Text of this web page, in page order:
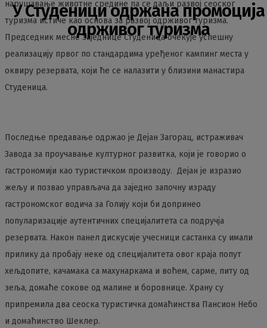
У Студеници одржана промоција
одрживог туризма
нарушавање животне средине па се даљи развој сеоског
туризма истиче као основа за развој одрживог туризма.
Председник месне заједнице Студеница очекује успешну
реализацију првог по стандардима уређеног кампинг места у
оквиру резервата, који ће се налазити у близини манастира
Студеница.
Последње предавање одржао је Дејан Загорац, истраживач
Завода за проучавање културног развитка, који је говорио о
гастрономији као туристичком производу. Дејан је изразио
жељу и позвао управљача да заједно започну израду
гастрономског водича за Голију који би допринео
популаризације аутентичних специјалитета са подручја
резервата. Након панел дискусије учесници састанка су имали
прилику да пробају неке од специјалитета овог краја попут
хељдопите, качамака са махунаркама и воћем, сарме, питу од
зеља, домаће сокове од малине и боровнице. Храну су
припремила два сеоска туристичка домаћинства Пансион Небо
и домаћинство Шеклер.